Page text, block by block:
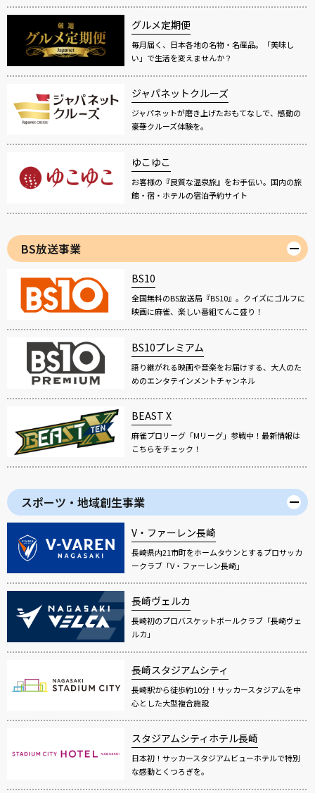
グルメ定期便
毎月届く、日本各地の名物・名産品。「美味し
い」で生活を変えませんか？
ジャパネットクルーズ
ジャパネットが磨き上げたおもてなしで、感動の
豪華クルーズ体験を。
ゆこゆこ
お客様の『良質な温泉旅』をお手伝い。国内の旅
館・宿・ホテルの宿泊予約サイト
BS放送事業
BS10
全国無料のBS放送局『BS10』。クイズにゴルフに
映画に麻雀、楽しい番組てんこ盛り！
BS10プレミアム
語り継がれる映画や音楽をお届けする、大人のた
めのエンタテインメントチャンネル
BEAST X
麻雀プロリーグ「Mリーグ」参戦中！最新情報は
こちらをチェック！
スポーツ・地域創生事業
V・ファーレン長崎
長崎県内21市町をホームタウンとするプロサッカ
ークラブ「V・ファーレン長崎」
長崎ヴェルカ
長崎初のプロバスケットボールクラブ「長崎ヴェ
ルカ」
長崎スタジアムシティ
長崎駅から徒歩約10分！サッカースタジアムを中
心とした大型複合施設
スタジアムシティホテル長崎
日本初！サッカースタジアムビューホテルで特別
な感動とくつろぎを。